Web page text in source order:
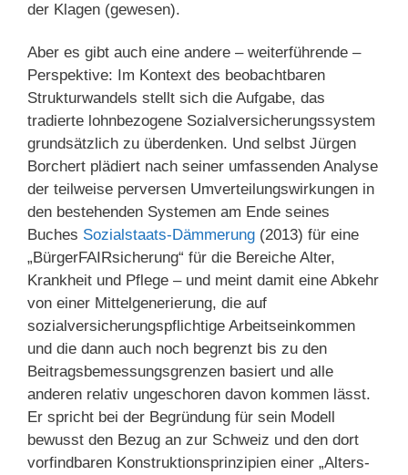
der Klagen (gewesen).
Aber es gibt auch eine andere – weiterführende –
Perspektive: Im Kontext des beobachtbaren
Strukturwandels stellt sich die Aufgabe, das
tradierte lohnbezogene Sozialversicherungssystem
grundsätzlich zu überdenken. Und selbst Jürgen
Borchert plädiert nach seiner umfassenden Analyse
der teilweise perversen Umverteilungswirkungen in
den bestehenden Systemen am Ende seines
Buches Sozialstaats-Dämmerung (2013) für eine
„BürgerFAIRsicherung“ für die Bereiche Alter,
Krankheit und Pflege – und meint damit eine Abkehr
von einer Mittelgenerierung, die auf
sozialversicherungspflichtige Arbeitseinkommen
und die dann auch noch begrenzt bis zu den
Beitragsbemessungsgrenzen basiert und alle
anderen relativ ungeschoren davon kommen lässt.
Er spricht bei der Begründung für sein Modell
bewusst den Bezug an zur Schweiz und den dort
vorfindbaren Konstruktionsprinzipien einer „Alters-